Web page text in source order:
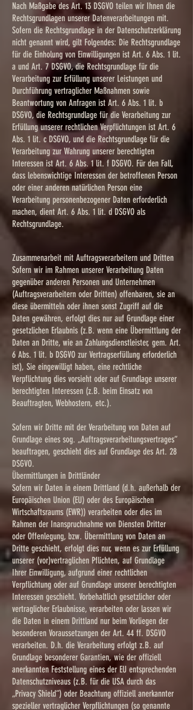
Nach Maßgabe des Art. 13 DSGVO teilen wir Ihnen die
Rechtsgrundlagen unserer Datenverarbeitungen mit.
Sofern die Rechtsgrundlage in der Datenschutzerklärung
nicht genannt wird, gilt Folgendes: Die Rechtsgrundlage
für die Einholung von Einwilligungen ist Art. 6 Abs. 1 lit.
a und Art. 7 DSGVO, die Rechtsgrundlage für die
Verarbeitung zur Erfüllung unserer Leistungen und
Durchführung vertraglicher Maßnahmen sowie
Beantwortung von Anfragen ist Art. 6 Abs. 1 lit. b
DSGVO, die Rechtsgrundlage für die Verarbeitung zur
Erfüllung unserer rechtlichen Verpflichtungen ist Art. 6
Abs. 1 lit. c DSGVO, und die Rechtsgrundlage für die
Verarbeitung zur Wahrung unserer berechtigten
Interessen ist Art. 6 Abs. 1 lit. f DSGVO. Für den Fall,
dass lebenswichtige Interessen der betroffenen Person
oder einer anderen natürlichen Person eine
Verarbeitung personenbezogener Daten erforderlich
machen, dient Art. 6 Abs. 1 lit. d DSGVO als
Rechtsgrundlage.
Zusammenarbeit mit Auftragsverarbeitern und Dritten
Sofern wir im Rahmen unserer Verarbeitung Daten
gegenüber anderen Personen und Unternehmen
(Auftragsverarbeitern oder Dritten) offenbaren, sie an
diese übermitteln oder ihnen sonst Zugriff auf die
Daten gewähren, erfolgt dies nur auf Grundlage einer
gesetzlichen Erlaubnis (z.B. wenn eine Übermittlung der
Daten an Dritte, wie an Zahlungsdienstleister, gem. Art.
6 Abs. 1 lit. b DSGVO zur Vertragserfüllung erforderlich
ist), Sie eingewilligt haben, eine rechtliche
Verpflichtung dies vorsieht oder auf Grundlage unserer
berechtigten Interessen (z.B. beim Einsatz von
Beauftragten, Webhostern, etc.).
Sofern wir Dritte mit der Verarbeitung von Daten auf
Grundlage eines sog. „Auftragsverarbeitungsvertrages“
beauftragen, geschieht dies auf Grundlage des Art. 28
DSGVO.
Übermittlungen in Drittländer
Sofern wir Daten in einem Drittland (d.h. außerhalb der
Europäischen Union (EU) oder des Europäischen
Wirtschaftsraums (EWR)) verarbeiten oder dies im
Rahmen der Inanspruchnahme von Diensten Dritter
oder Offenlegung, bzw. Übermittlung von Daten an
Dritte geschieht, erfolgt dies nur, wenn es zur Erfüllung
unserer (vor)vertraglichen Pflichten, auf Grundlage
Ihrer Einwilligung, aufgrund einer rechtlichen
Verpflichtung oder auf Grundlage unserer berechtigten
Interessen geschieht. Vorbehaltlich gesetzlicher oder
vertraglicher Erlaubnisse, verarbeiten oder lassen wir
die Daten in einem Drittland nur beim Vorliegen der
besonderen Voraussetzungen der Art. 44 ff. DSGVO
verarbeiten. D.h. die Verarbeitung erfolgt z.B. auf
Grundlage besonderer Garantien, wie der offiziell
anerkannten Feststellung eines der EU entsprechenden
Datenschutzniveaus (z.B. für die USA durch das
„Privacy Shield“) oder Beachtung offiziell anerkannter
spezieller vertraglicher Verpflichtungen (so genannte